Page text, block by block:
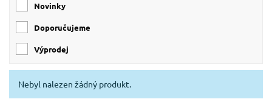
Novinky
Doporučujeme
Výprodej
Nebyl nalezen žádný produkt.